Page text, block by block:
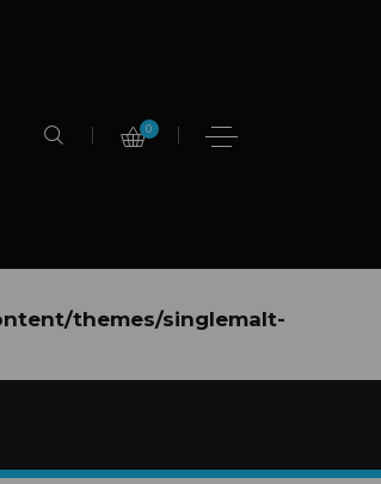
0
themes/singlemalt-